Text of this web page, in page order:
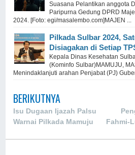
Suasana Pelantikan anggota
Paripurna Gedung DPRD
2024. [Foto: egi/masalembo.com]MAJEN ...
Pilkada Sulbar 2024,
Disiagakan di Setiap
Kepala Dinas Kesehatan
(Kominfo Sulbar)MAMUJU,
Menindaklanjuti arahan Penjabat (PJ)
BERIKUTNYA
Isu Dugaan Ijazah Palsu
Warnai Pilkada Mamuju
Fahmi-